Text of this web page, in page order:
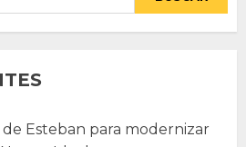
de Esteban para modernizar